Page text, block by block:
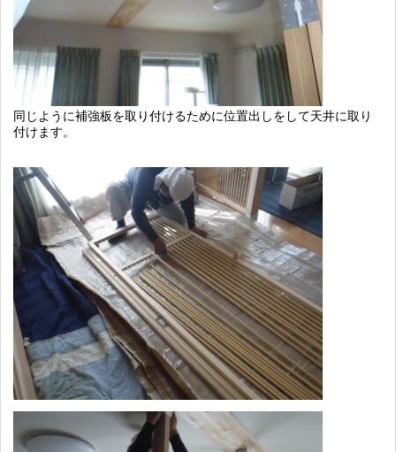
同じように補強板を取り付けるために位置出しをして天井に取り
付けます。